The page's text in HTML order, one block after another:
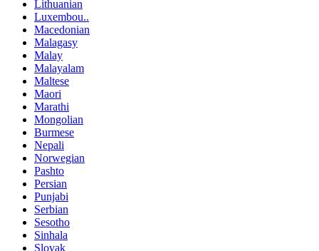
Lithuanian
Luxembou..
Macedonian
Malagasy
Malay
Malayalam
Maltese
Maori
Marathi
Mongolian
Burmese
Nepali
Norwegian
Pashto
Persian
Punjabi
Serbian
Sesotho
Sinhala
Slovak